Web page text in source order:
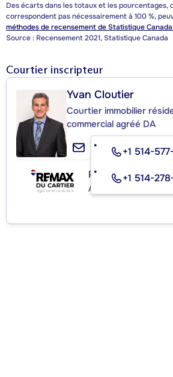
Des écarts dans les totaux et les pourcentages,
correspondent pas nécessairement à 100 %,
méthodes de recensement de Statistique
Source : Recensement 2021, Statistique Canada
Courtier inscripteur
Yvan Cloutier
Courtier immobilier
commercial agréé DA
+1 514-
+1 514-
RE/MAX DU
Agence immobilière